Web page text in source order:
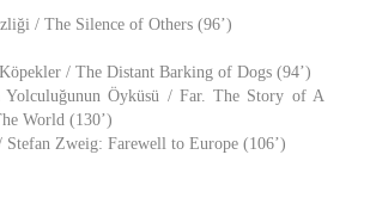
/ The Silence of Others (96’)
/ The Distant Barking of Dogs (94’)
Öyküsü / Far. The Story of A
World (130’)
Stefan Zweig: Farewell to Europe (106’)